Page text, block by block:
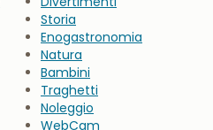
Storia
Enogastronomia
Natura
Bambini
Traghetti
Noleggio
WebCam